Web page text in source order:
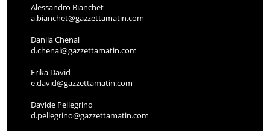
Alessandro Bianchet
a.bianchet@gazzettamatin.com
Danila Chenal
d.chenal@gazzettamatin.com
Erika David
e.david@gazzettamatin.com
Davide Pellegrino
d.pellegrino@gazzettamatin.com